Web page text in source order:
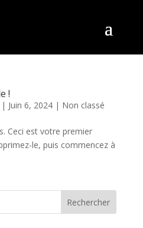
!
| Juin 6, 2024| Non classé
Ceci est votre premier
le, puis commencez à
Rechercher